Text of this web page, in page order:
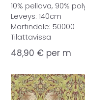
10% pellava, 90%
Leveys: 140cm
Martindale: 50000
Tilattavissa
48,90 € per m